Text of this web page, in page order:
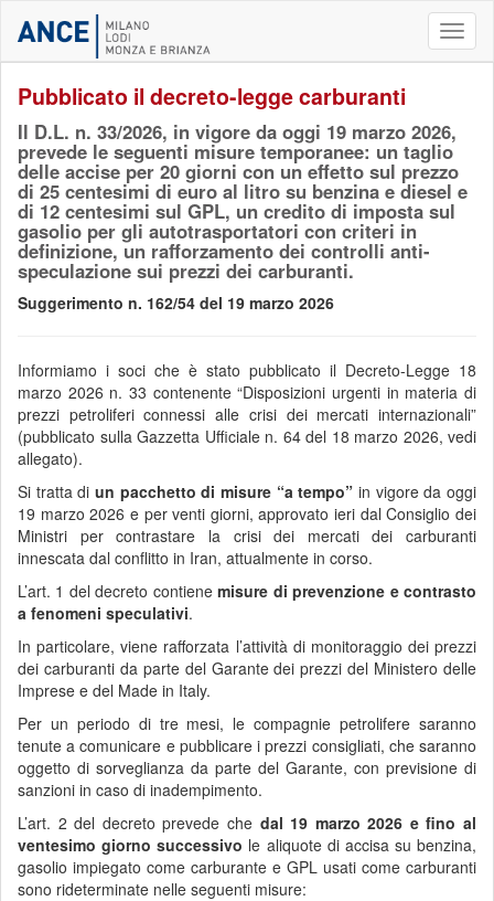
Pubblicato il decreto-legge carburanti
Il D.L. n. 33/2026, in vigore da oggi 19 marzo 2026,
prevede le seguenti misure temporanee: un taglio
delle accise per 20 giorni con un effetto sul prezzo
di 25 centesimi di euro al litro su benzina e diesel e
di 12 centesimi sul GPL, un credito di imposta sul
gasolio per gli autotrasportatori con criteri in
definizione, un rafforzamento dei controlli anti-
speculazione sui prezzi dei carburanti.
Suggerimento n. 162/54 del 19 marzo 2026
Informiamo i soci che è stato pubblicato il Decreto-Legge 18
marzo 2026 n. 33 contenente “Disposizioni urgenti in materia di
prezzi petroliferi connessi alle crisi dei mercati internazionali”
(pubblicato sulla Gazzetta Ufficiale n. 64 del 18 marzo 2026, vedi
allegato).
Si tratta di un pacchetto di misure “a tempo” in vigore da oggi
19 marzo 2026 e per venti giorni, approvato ieri dal Consiglio dei
Ministri per contrastare la crisi dei mercati dei carburanti
innescata dal conflitto in Iran, attualmente in corso.
L’art. 1 del decreto contienemisure di prevenzione e contrasto
a fenomeni speculativi.
In particolare, viene rafforzata l’attività di monitoraggio dei prezzi
dei carburanti da parte del Garante dei prezzi del Ministero delle
Imprese e del Made in Italy.
Per un periodo di tre mesi, le compagnie petrolifere saranno
tenute a comunicare e pubblicare i prezzi consigliati, che saranno
oggetto di sorveglianza da parte del Garante, con previsione di
sanzioni in caso di inadempimento.
L’art. 2 del decreto prevede che dal 19 marzo 2026 e fino al
ventesimo giorno successivo le aliquote di accisa su benzina,
gasolio impiegato come carburante e GPL usati come carburanti
sono rideterminate nelle seguenti misure: